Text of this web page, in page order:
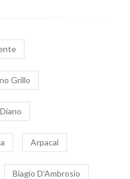
Grillo
Arpacal
Biagio D’Ambrosio